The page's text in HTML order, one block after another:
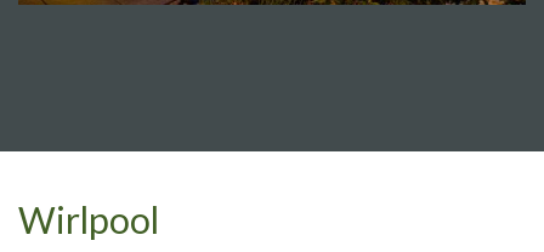
Wirlpool